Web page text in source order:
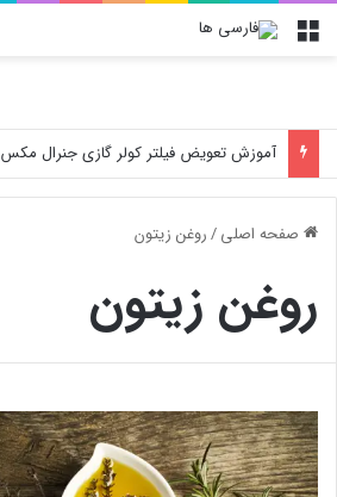
منو
آموزش تعویض فیلتر کولر گازی جنرال مکس
صفحه اصلی/روغن زیتون
روغن زیتون